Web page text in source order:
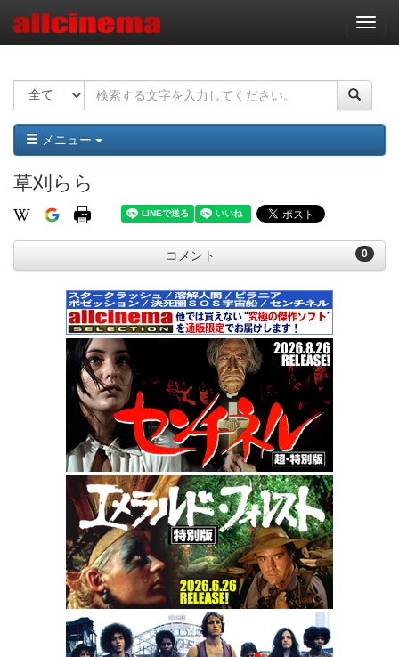
ナ
ビ
ー
ョ
ン
メニュー
草刈らら
0
コメント